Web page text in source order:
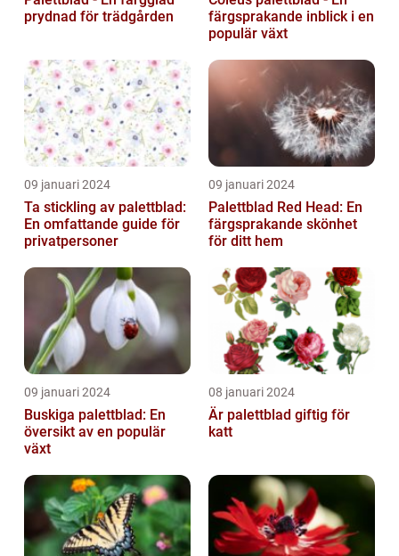
prydnad för trädgården
färgsprakande inblick i en
populär växt
09 januari 2024
Ta stickling av palettblad:
En omfattande guide för
privatpersoner
09 januari 2024
Palettblad Red Head: En
färgsprakande skönhet
för ditt hem
09 januari 2024
Buskiga palettblad: En
översikt av en populär
växt
08 januari 2024
Är palettblad giftig för
katt